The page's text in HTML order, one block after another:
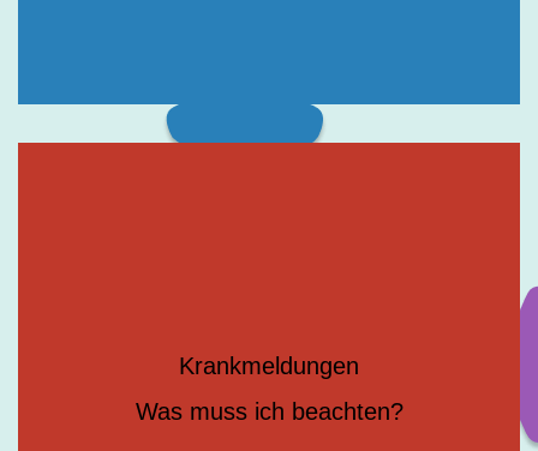
Krankmeldungen
Was muss ich beachten?